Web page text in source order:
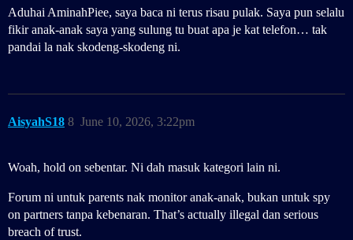
Aduhai AminahPiee, saya baca ni terus risau pulak. Saya pun selalu
fikir anak-anak saya yang sulung tu buat apa je kat telefon… tak
pandai la nak skodeng-skodeng ni.
AisyahS18 June 10, 2026, 3:22pm
8
Woah, hold on sebentar. Ni dah masuk kategori lain ni.
Forum ni untuk parents nak monitor anak-anak, bukan untuk spy
on partners tanpa kebenaran. That’s actually illegal dan serious
breach of trust.